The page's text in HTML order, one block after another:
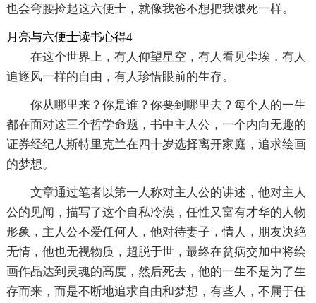
也会弯腰捡起这六便士，就像我爸不想把我饿死一样。
月亮与六便士读书心得4
在这个世界上，有人仰望星空，有人看见尘埃，有人
追逐风一样的自由，有人珍惜眼前的生存。
你从哪里来？你是谁？你要到哪里去？每个人的一生
都在面对这三个哲学命题，书中主人公，一个内向无趣的
证券经纪人斯特里克兰在四十岁选择离开家庭，追求绘画
的梦想。
文章通过笔者以第一人称对主人公的讲述，他对主人
公的见闻，描写了这个自私冷漠，任性又富有才华的人物
形象，主人公不爱任何人，他对待妻子，情人，朋友决绝
无情，他也无视物质，超脱于世，最终在贫病交加中将绘
画作品达到灵魂的高度，然后死去，他的一生不是为了生
存而来，而是不断地追求自由和梦想，有些人，不属于任